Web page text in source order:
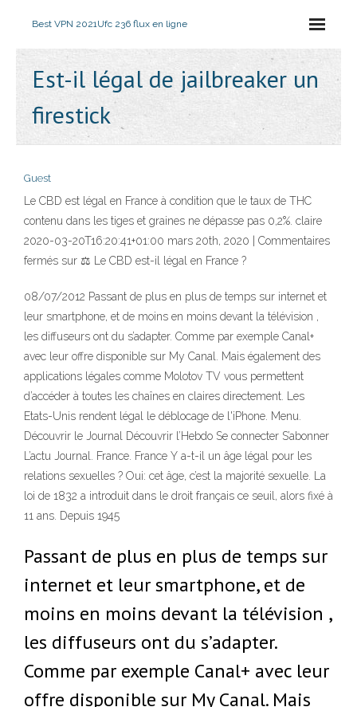
Best VPN 2021Ufc 236 flux en ligne
Est-il légal de jailbreaker un
firestick
Guest
Le CBD est légal en France à condition que le taux de THC
contenu dans les tiges et graines ne dépasse pas 0,2%. claire
2020-03-20T16:20:41+01:00 mars 20th, 2020 | Commentaires
fermés sur ⚖️ Le CBD est-il légal en France ?
08/07/2012 Passant de plus en plus de temps sur internet et
leur smartphone, et de moins en moins devant la télévision ,
les diffuseurs ont du s’adapter. Comme par exemple Canal+
avec leur offre disponible sur My Canal. Mais également des
applications légales comme Molotov TV vous permettent
d’accéder à toutes les chaînes en claires directement. Les
Etats-Unis rendent légal le déblocage de l'iPhone. Menu.
Découvrir le Journal Découvrir l’Hebdo Se connecter S’abonner
L’actu Journal. France. France Y a-t-il un âge légal pour les
relations sexuelles ? Oui: cet âge, c’est la majorité sexuelle. La
loi de 1832 a introduit dans le droit français ce seuil, alors fixé à
11 ans. Depuis 1945
Passant de plus en plus de temps sur
internet et leur smartphone, et de
moins en moins devant la télévision ,
les diffuseurs ont du s’adapter.
Comme par exemple Canal+ avec leur
offre disponible sur My Canal. Mais